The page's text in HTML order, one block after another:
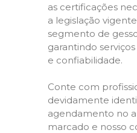
as certificações
a legislação
segmento de
garantindo
e confiabilidade.
Conte com
devidamente
agendamento no
marcado e nosso